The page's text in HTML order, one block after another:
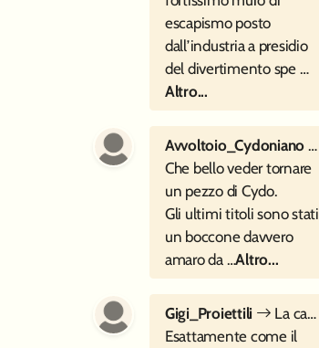
escapismo posto
dall’industria a presidio
del divertimento spe …
Altro...
Avvoltoio_Cydoniano
Che bello veder tornare
un pezzo di Cydo.
Gli ultimi titoli sono stati
un boccone davvero
amaro da …Altro...
Gigi_Proiettili
La canzone perfetta
Esattamente come il